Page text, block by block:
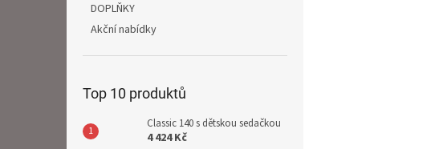
DOPLŇKY
Akční nabídky
Top 10 produktů
Classic 140 s dětskou sedačkou
4 424 Kč